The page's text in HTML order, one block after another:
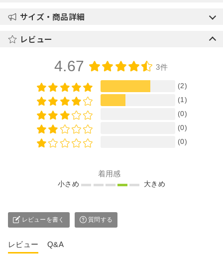
サイズ・商品詳細
レビュー
4.67 3件
(2)
(1)
(0)
(0)
(0)
着用感
小さめ 大きめ
レビューを書く 質問する
レビュー Q&A